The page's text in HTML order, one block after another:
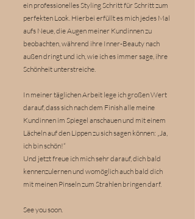
ein professionelles Styling Schritt für Schritt zum
perfekten Look. Hierbei erfüllt es mich jedes Mal
aufs Neue, die Augen meiner Kundinnen zu
beobachten, während ihre Inner-Beauty nach
außen dringt und ich, wie ich es immer sage, ihre
Schönheit unterstreiche.
In meiner täglichen Arbeit lege ich großen Wert
darauf, dass sich nach dem Finish alle meine
Kundinnen im Spiegel anschauen und mit einem
Lächeln auf den Lippen zu sich sagen können: „Ja,
ich bin schön!“
Und jetzt freue ich mich sehr darauf, dich bald
kennenzulernen und womöglich auch bald dich
mit meinen Pinseln zum Strahlen bringen darf.
See you soon.